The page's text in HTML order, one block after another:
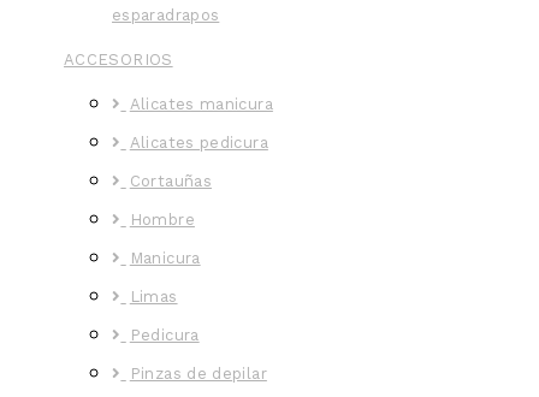
esparadrapos
ACCESORIOS
Alicates manicura
Alicates pedicura
Cortauñas
Hombre
Manicura
Limas
Pedicura
Pinzas de depilar